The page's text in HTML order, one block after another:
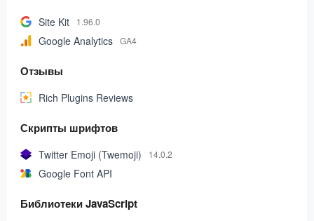
Site Kit 1.96.0
Google Analytics GA4
Отзывы
Rich Plugins Reviews
Скрипты шрифтов
Twitter Emoji (Twemoji) 14.0.2
Google Font API
Библиотеки JavaScript